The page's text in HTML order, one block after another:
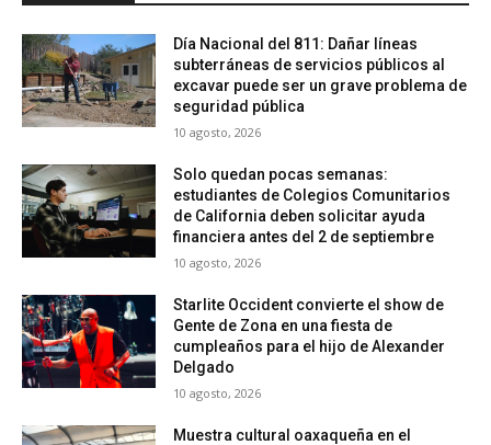
Día Nacional del 811: Dañar líneas
subterráneas de servicios públicos al
excavar puede ser un grave problema de
seguridad pública
10 agosto, 2026
Solo quedan pocas semanas:
estudiantes de Colegios Comunitarios
de California deben solicitar ayuda
financiera antes del 2 de septiembre
10 agosto, 2026
Starlite Occident convierte el show de
Gente de Zona en una fiesta de
cumpleaños para el hijo de Alexander
Delgado
10 agosto, 2026
Muestra cultural oaxaqueña en el